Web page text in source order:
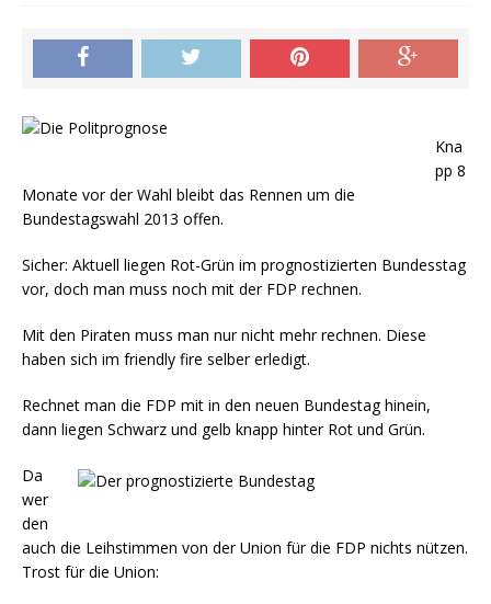
Kna
pp 8
Monate vor der Wahl bleibt das Rennen um die
Bundestagswahl 2013 offen.
Sicher: Aktuell liegen Rot-Grün im prognostizierten Bundesstag
vor, doch man muss noch mit der FDP rechnen.
Mit den Piraten muss man nur nicht mehr rechnen. Diese
haben sich im friendly fire selber erledigt.
Rechnet man die FDP mit in den neuen Bundestag hinein,
dann liegen Schwarz und gelb knapp hinter Rot und Grün.
Da
wer
den
auch die Leihstimmen von der Union für die FDP nichts nützen.
Trost für die Union: